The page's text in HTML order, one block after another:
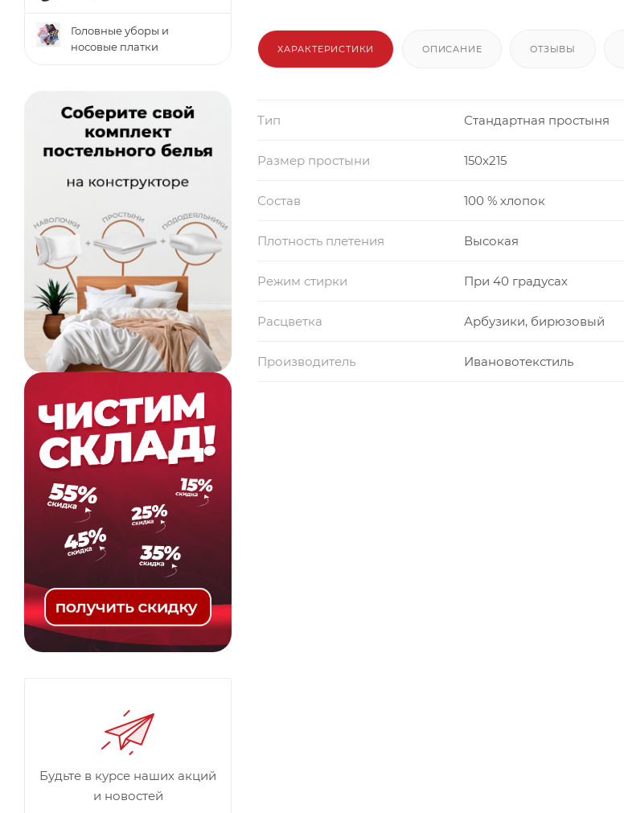
ХАРАКТЕРИСТИКИ ОПИСАНИЕ ОТЗЫВЫ
Тип Стандартная простыня
Размер простыни 150x215
Состав 100 % хлопок
Плотность плетения Высокая
Режим стирки При 40 градусах
Расцветка Арбузики, бирюзовый
Производитель Ивановотекстиль
Головные уборы и
носовые платки
Будьте в курсе наших акций
и новостей